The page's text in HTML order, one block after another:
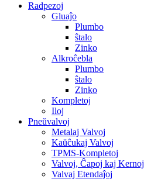
Radpezoj
Gluaĵo
Plumbo
ŝtalo
Zinko
Alkroĉebla
Plumbo
ŝtalo
Zinko
Kompletoj
Iloj
Pneŭvalvoj
Metalaj Valvoj
Kaŭĉukaj Valvoj
TPMS-Kompletoj
Valvoj, Ĉapoj kaj Kernoj
Valvaj Etendaĵoj